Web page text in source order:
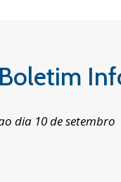
dia 10 de setembro